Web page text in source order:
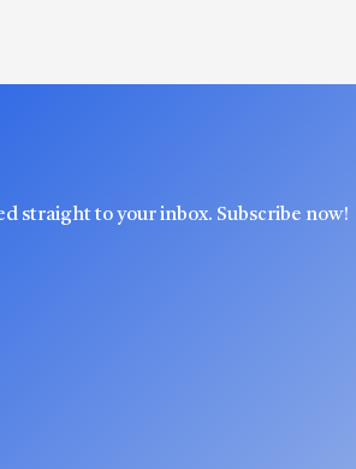
straight to your inbox. Subscribe now!